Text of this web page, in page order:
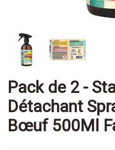
Pack de 2 -
Détachant
Bœuf 500Ml